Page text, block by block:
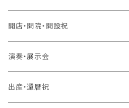
生花 アレンジ、バルーン
生花 アレンジ
造花 アレンジ、花束、バルーン
ラスティング 花束、枯れない花
ラスティング アレンジ、枯れない花
生花 アレンジ、花束、バルーン
生花 アレンジ、バルーン
生花 アレンジ
造花 アレンジ、花束、バルーン
ラスティング 花束、枯れない花
開店・開院・開設祝
生花 アレンジ、花束、バルーン
生花 アレンジ、バルーン
造花 アレンジ、花束、バルーン
演奏・展示会
生花 アレンジ、花束、バルーン
出産・還暦祝